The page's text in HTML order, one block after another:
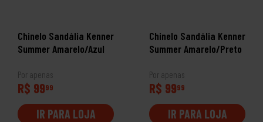
Chinelo Sandália Kenner
Summer Amarelo/Azul
Por apenas
R$ 9999
IR PARA LOJA
Chinelo Sandália Kenner
Summer Amarelo/Preto
Por apenas
R$ 9999
IR PARA LOJA